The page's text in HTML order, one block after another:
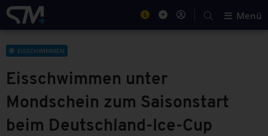
Menü
EISSCHWIMMEN
Eisschwimmen unter
Mondschein zum Saisonstart
beim Deutschland-Ice-Cup